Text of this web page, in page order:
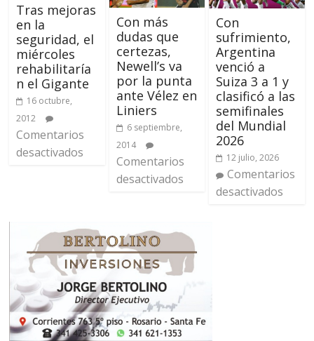
Tras mejoras
en la
seguridad, el
miércoles
rehabilitaría
n el Gigante
16 octubre,
2012
Comentarios
desactivados
Con más
dudas que
certezas,
Newell’s va
por la punta
ante Vélez en
Liniers
6 septiembre,
2014
Comentarios
desactivados
Con
sufrimiento,
Argentina
venció a
Suiza 3 a 1 y
clasificó a las
semifinales
del Mundial
2026
12 julio, 2026
Comentarios
desactivados